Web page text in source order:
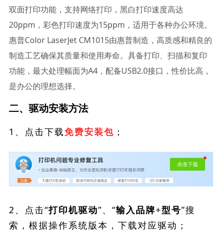
双面打印功能，支持网络打印，黑白打印速度高达
20ppm，彩色打印速度为15ppm，适用于各种办公环境。
惠普Color LaserJet CM1015由惠普制造，高质感和精良的
制造工艺确保其质量和使用寿命。具备打印、扫描和复印
功能，最大处理幅面为A4，配备USB2.0接口，性价比高，
是办公的理想选择。
二、驱动安装方法
1、点击下载免费安装包 ；
2、点击“打印机驱动”、“输入品牌+型号”搜
索，根据操作系统版本，下载对应驱动；